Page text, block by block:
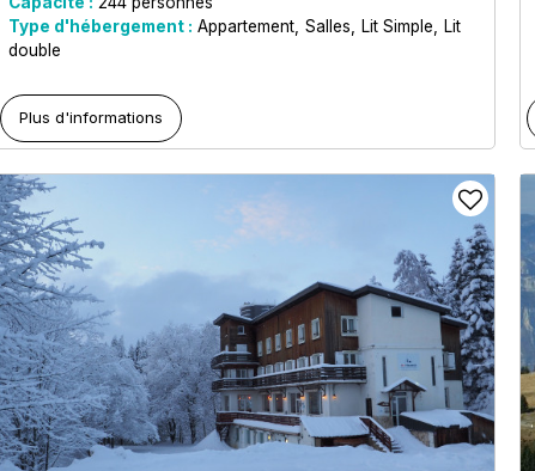
Type d'hébergement : Appartement Salles Lit Simple
Lit
double
Plus d'informations